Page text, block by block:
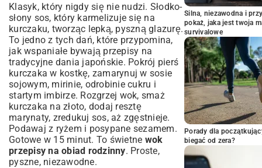
Klasyk, który nigdy się nie nudzi. Słodko-
słony sos, który karmelizuje się na
kurczaku, tworząc lepką, pyszną glazurę.
To jedno z tych dań, które przypomina,
jak wspaniałe bywają przepisy na
tradycyjne dania japońskie. Pokrój pierś
kurczaka w kostkę, zamarynuj w sosie
sojowym, mirinie, odrobinie cukru i
startym imbirze. Rozgrzej wok, smaż
kurczaka na złoto, dodaj resztę
marynaty, zredukuj sos, aż zgęstnieje.
Podawaj z ryżem i posypane sezamem.
Gotowe w 15 minut. To świetne wok
przepisy na obiad rodzinny. Proste,
pyszne, niezawodne.
Silna, niezawodna i
pokaż, jaka jest twoja
survivalowe
Porady dla
biegać od zera?